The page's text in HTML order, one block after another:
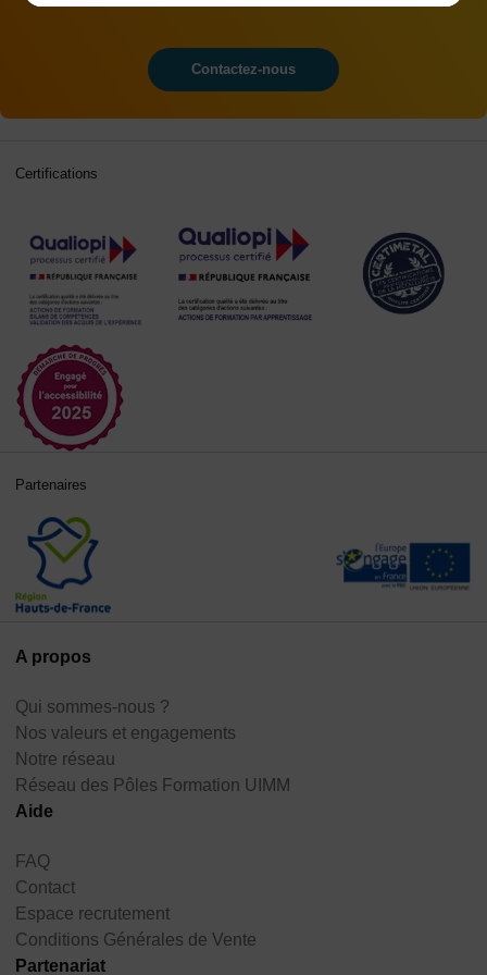
Contactez-nous
A propos
Qui sommes-nous ?
Nos valeurs et engagements
Notre réseau
Réseau des Pôles Formation UIMM
Aide
FAQ
Contact
Espace recrutement
Conditions Générales de Vente
Partenariat
Certifications
Partenaires